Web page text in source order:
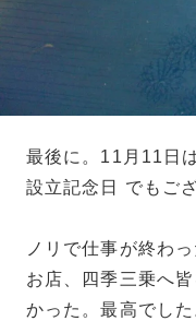
最後に。11月11日
設立記念日 でもご
ノリで仕事が終わ
お店、四季三乗へ
かった。最高でした